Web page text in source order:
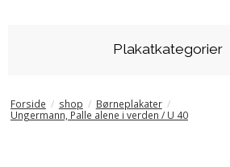
Plakatkategorier
Forside / shop / Børneplakater /
Ungermann, Palle alene i verden / U 40